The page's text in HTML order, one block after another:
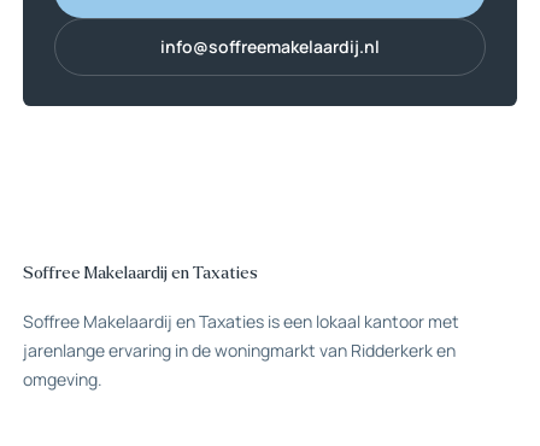
0180 70 12 49
info@soffreemakelaardij.nl
info@soffreemakelaardij.nl
Soffree Makelaardij en Taxaties
Soffree Makelaardij en Taxaties is een lokaal kantoor met
jarenlange ervaring in de woningmarkt van Ridderkerk en
omgeving.